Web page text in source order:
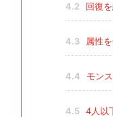
4.2 回復
4.3 属性
4.4 モン
4.5 4人以